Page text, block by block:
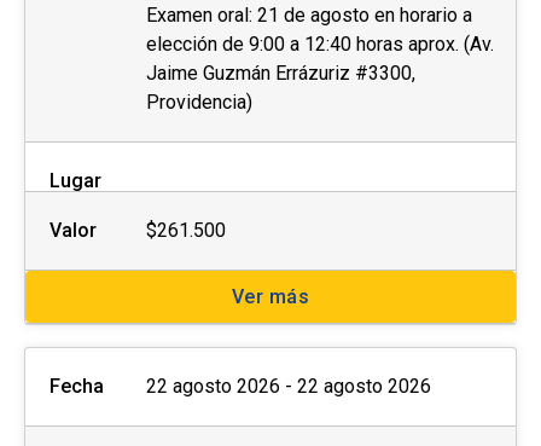
Examen oral: 21 de agosto en horario a
elección de 9:00 a 12:40 horas aprox. (Av.
Jaime Guzmán Errázuriz #3300,
Providencia)
Lugar
Valor $261.500
Ver más
Fecha 22 agosto 2026 - 22 agosto 2026